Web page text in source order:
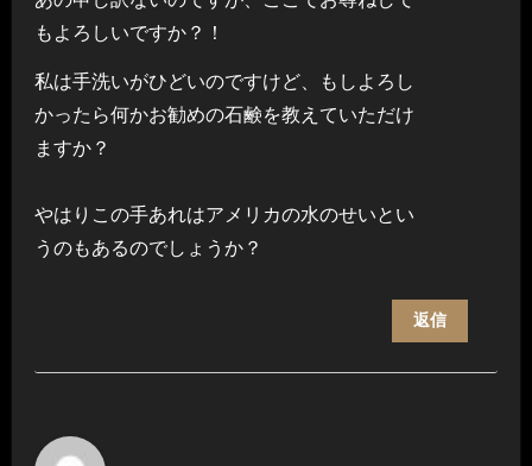
もよろしいですか？！
私は手洗いがひどいのですけど、もしよろし
かったら何かお勧めの石鹸を教えていただけ
ますか？
やはりこの手あれはアメリカの水のせいとい
うのもあるのでしょうか？
返信